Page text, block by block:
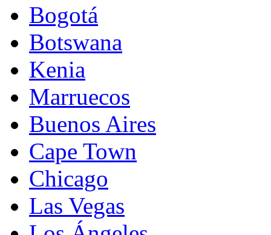
Bogotá
Botswana
Kenia
Marruecos
Buenos Aires
Cape Town
Chicago
Las Vegas